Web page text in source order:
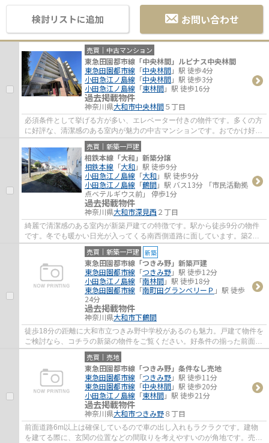
検討リストに追加 お問い合わせ
売買｜中古マンション
東急田園都市線「中央林間」ルピナス中央林間
東急田園都市線 「中央林間」駅 徒歩4分
小田急江ノ島線 「中央林間」駅 徒歩3分
小田急江ノ島線 「東林間」駅 徒歩16分
過去掲載物件
神奈川県大和市中央林間５丁目
必須条件として挙げる方が多い、エレベーター付きの物件です。多くの方
に好評な、清潔感のある室内が魅力の中古マンションです。おでかけ好き
な方には、駅から徒歩4分の駅近物件がおす...
売買｜新築一戸建
相鉄本線「大和」新築分譲
相鉄本線 「大和」駅 徒歩9分
小田急江ノ島線 「大和」駅 徒歩9分
小田急江ノ島線 「鶴間」駅 バス13分 「市民活動拠
点ベテルギウス前」 停歩1分
過去掲載物件
神奈川県大和市深見西 ２丁目
綺麗で清潔感のある室内が新築戸建ての特徴です。駅から徒歩9分の物件
です。冬でも暖かい日光が入ってくる南西側道路に面しています。築2年
以内の物件ですので、外観もキレイです。大...
売買｜新築一戸建 新築
東急田園都市線「つきみ野」新築戸建
東急田園都市線 「つきみ野」駅 徒歩12分
小田急江ノ島線 「南林間」駅 徒歩18分
東急田園都市線 「南町田グランベリーＰ 」駅 徒歩
24分
過去掲載物件
神奈川県大和市下鶴間
徒歩18分の距離に大和市立つきみ野中学校があるのも魅力。戸建て物件を
ご検討なら、コチラの新築の物件をご覧ください。好条件の揃った前面道
路6m以上の物件をお薦めいたします。大和...
売買｜売地
東急田園都市線「つきみ野」条件なし売地
東急田園都市線 「つきみ野」駅 徒歩11分
東急田園都市線 「中央林間」駅 徒歩20分
小田急江ノ島線 「東林間」駅 徒歩21分
過去掲載物件
神奈川県大和市つきみ野８丁目
前面道路6m以上は確保しているので車の出し入れもラクラクです。建物
を建てる際に、玄関の位置などの間取りを考えやすいのが角地です。売地